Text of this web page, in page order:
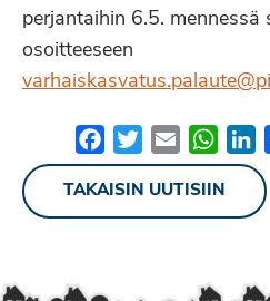
perjantaihin 6.5. mennessä
osoitteeseen
FacebookTwitterEmail
TAKAISIN UUTISIIN